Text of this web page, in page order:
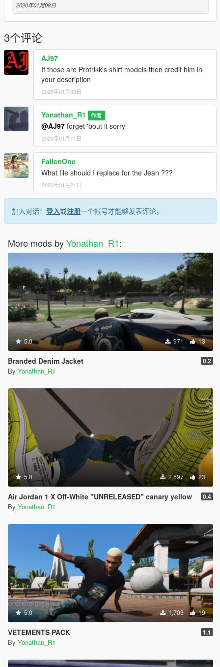
2020年01月08日
3个评论
AJ97
If those are Protrikk's shirt models then credit him in
your description
2020年01月09日
Yonathan_R1 作者
@AJ97 forget 'bout it sorry
2020年01月11日
FallenOne
What file should I replace for the Jean ???
2020年01月21日
加入对话！ 登入或注册一个帐号才能够发表评论。
More mods byYonathan_R1:
5.0 971 13
Branded Denim Jacket 0.2
By Yonathan_R1
5.0 2,597 23
Air Jordan 1 X Off-White "UNRELEASED" canary yellow 0.4
By Yonathan_R1
5.0 1,703 19
VETEMENTS PACK 1.1
By Yonathan_R1